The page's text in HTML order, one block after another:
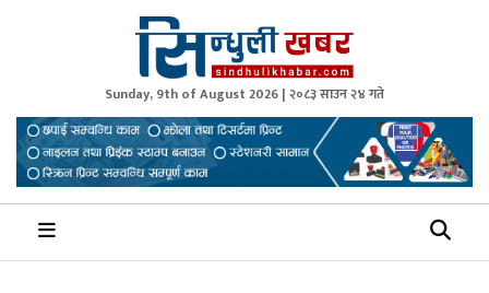
Sindhuli Khabar
News from Sindhuli Nepal
Sunday, 9th of August 2026 | २०८३ साउन २४ गते